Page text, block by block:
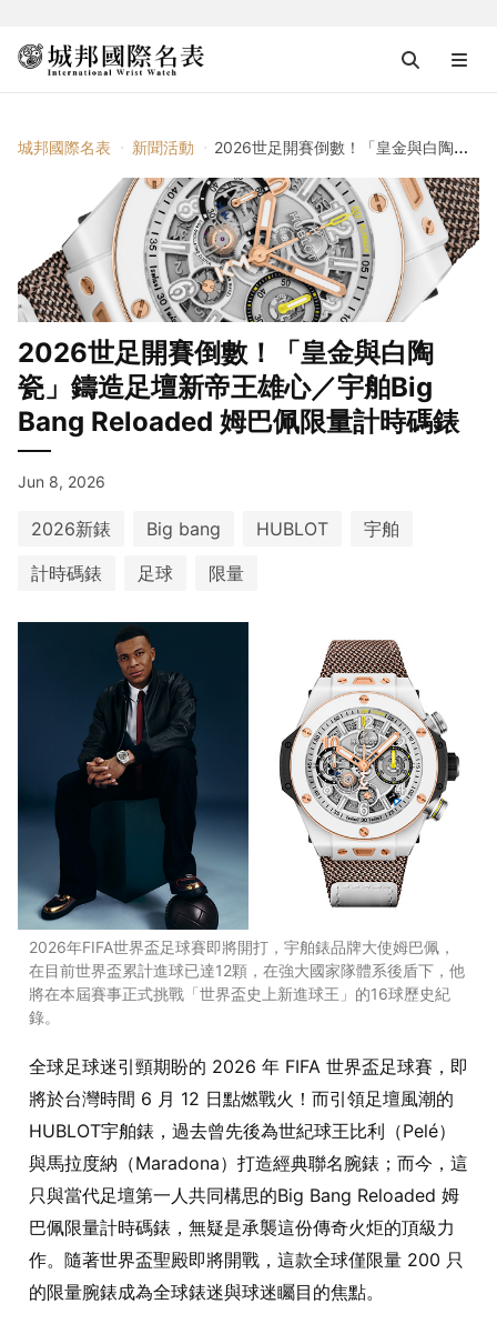
城邦國際名表 新聞活動 2026世足開賽倒數！「皇金與白陶瓷」鑄造足壇新帝王雄心／宇舶Big Bang Reloaded 姆巴佩限量計時碼錶
2026世足開賽倒數！「皇金與白陶
瓷」鑄造足壇新帝王雄心／宇舶Big
Bang Reloaded 姆巴佩限量計時碼錶
Jun 8, 2026
2026新錶 Big bang HUBLOT
宇舶
計時碼錶
足球 限量
2026年FIFA世界盃足球賽即將開打，宇舶錶品牌大使姆巴佩，
在目前世界盃累計進球已達12顆，在強大國家隊體系後盾下，他
將在本屆賽事正式挑戰「世界盃史上新進球王」的16球歷史紀
錄。
全球足球迷引頸期盼的 2026 年 FIFA 世界盃足球賽，即
將於台灣時間 6 月 12 日點燃戰火！而引領足壇風潮的
HUBLOT宇舶錶，過去曾先後為世紀球王比利（Pelé）
與馬拉度納（Maradona）打造經典聯名腕錶；而今，這
只與當代足壇第一人共同構思的Big Bang Reloaded 姆
巴佩限量計時碼錶，無疑是承襲這份傳奇火炬的頂級力
作。隨著世界盃聖殿即將開戰，這款全球僅限量 200 只
的限量腕錶成為全球錶迷與球迷矚目的焦點。